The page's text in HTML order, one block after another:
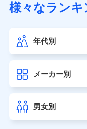
（https://
第一ネオ生命保険
大樹生命保険株式
seimei.co.jp）
チューリッヒ生命
東京海上日動あん
（https://www.tmn-
様々なランキ
年代別
メーカー別
男女別